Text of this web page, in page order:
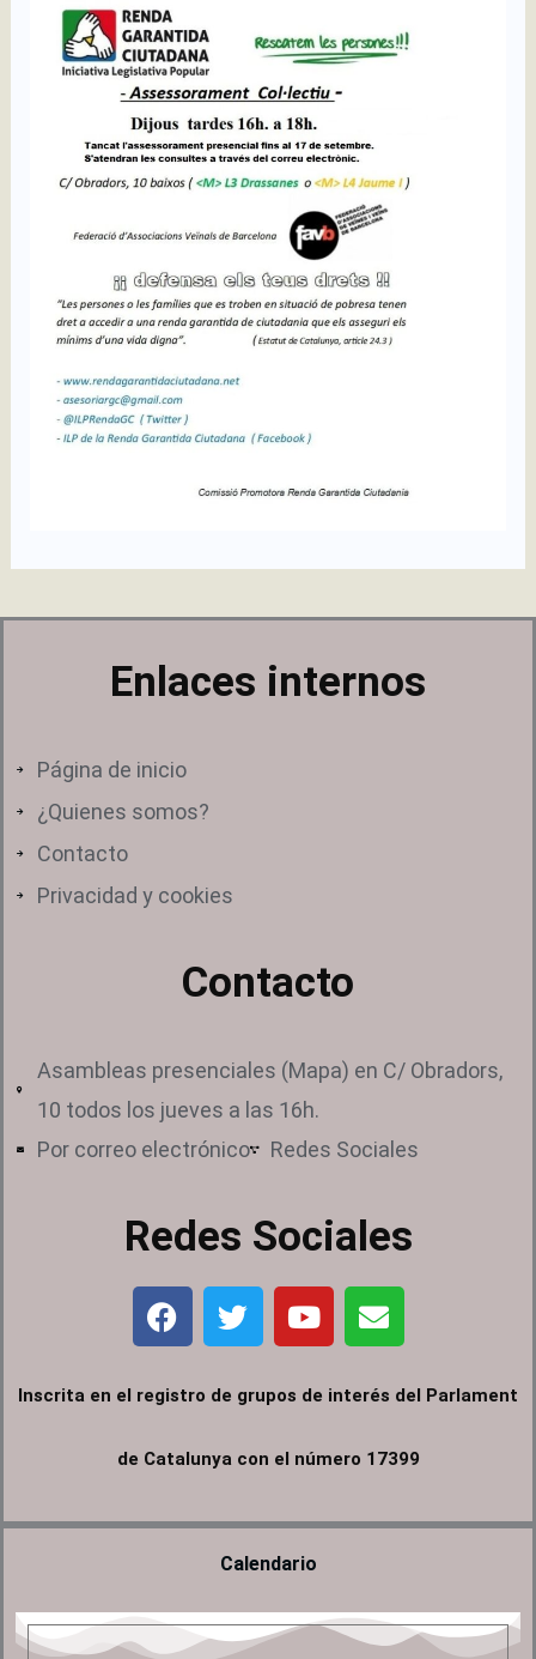
Enlaces internos
Página de inicio
¿Quienes somos?
Contacto
Privacidad y cookies
Contacto
Asambleas presenciales (Mapa) en C/ Obradors,
10 todos los jueves a las 16h.
Por correo electrónico
Redes Sociales
Redes Sociales
F
a
c
e
o
T
w
i
t
e
Y
o
u
t
b
E
n
v
e
o
Inscrita en el registro de grupos de interés del Parlament
de Catalunya con el número 17399
Calendario